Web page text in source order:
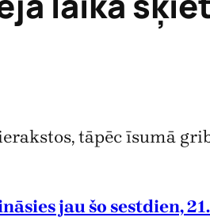
tāpēc īsumā
jau šo sestdien,